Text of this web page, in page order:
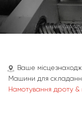
Ваше
Машини для
Намотування дроту